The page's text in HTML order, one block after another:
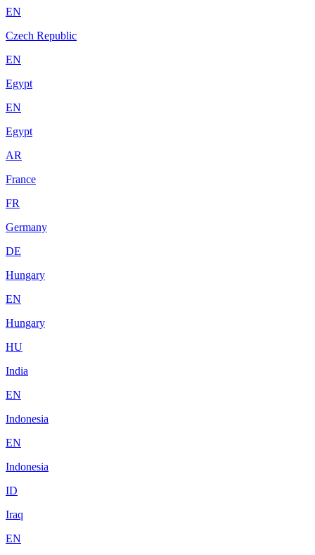
EN
Czech Republic
EN
Egypt
EN
Egypt
AR
France
FR
Germany
DE
Hungary
EN
Hungary
HU
India
EN
Indonesia
EN
Indonesia
ID
Iraq
EN